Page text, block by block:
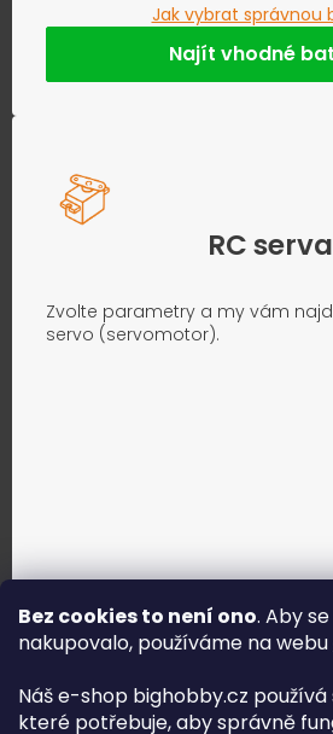
Bez cookies to není ono. Aby
nakupovalo, používáme na webu
Náš e-shop bighobby.cz
které potřebuje, aby správně
Jak vybrat správnou
Najít vhodné
RC serva
Zvolte parametry a my vám
servo (servomotor).
Jak vybrat správné